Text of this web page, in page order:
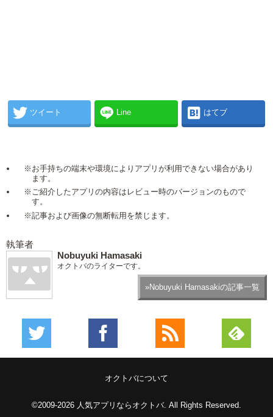
ツイート Line はてブ
※お手持ちの端末や環境によりアプリが利用できない場合があり
ます。
※ご紹介したアプリの内容はレビュー時のバージョンのもので
す。
※記事および画像の無断転用を禁じます。
執筆者
Nobuyuki Hamasaki
オクトバのライターです。
»Nobuyuki Hamasakiの記事一覧
オクトバについて
©2009-2026 人気アプリならオクトバ. All Rights Reserved.